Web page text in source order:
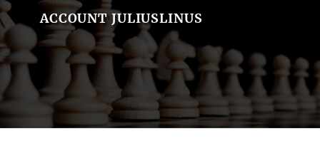
ACCOUNT JULIUSLINUS